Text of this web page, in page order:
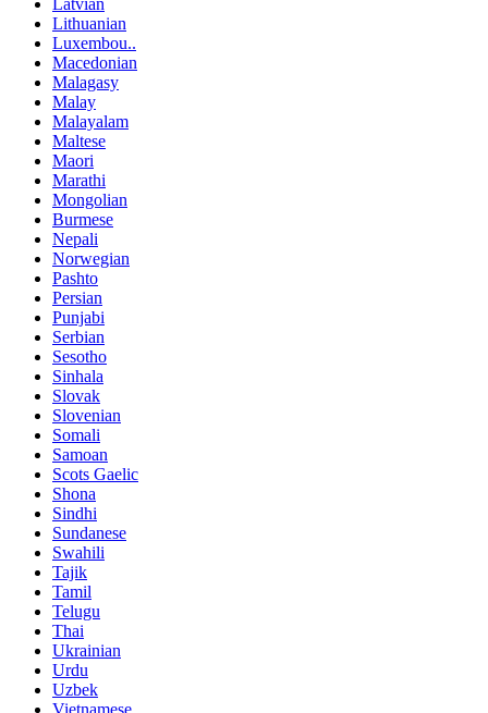
Latvian
Lithuanian
Luxembou..
Macedonian
Malagasy
Malay
Malayalam
Maltese
Maori
Marathi
Mongolian
Burmese
Nepali
Norwegian
Pashto
Persian
Punjabi
Serbian
Sesotho
Sinhala
Slovak
Slovenian
Somali
Samoan
Scots Gaelic
Shona
Sindhi
Sundanese
Swahili
Tajik
Tamil
Telugu
Thai
Ukrainian
Urdu
Uzbek